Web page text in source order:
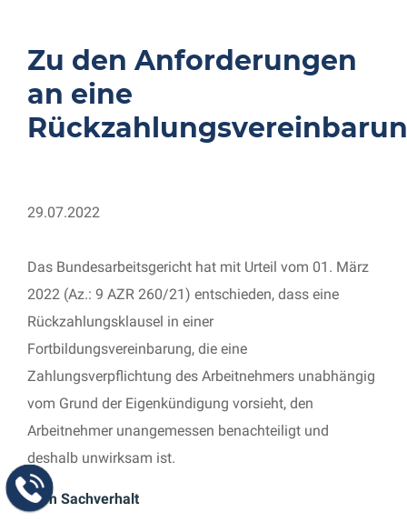
Zu den Anforderungen
an eine
29.07.2022
Das Bundesarbeitsgericht hat mit Urteil vom 01. März
2022 (Az.: 9 AZR 260/21) entschieden, dass eine
Rückzahlungsklausel in einer
Fortbildungsvereinbarung, die eine
Zahlungsverpflichtung des Arbeitnehmers unabhängig
vom Grund der Eigenkündigung vorsieht, den
Arbeitnehmer unangemessen benachteiligt und
deshalb unwirksam ist.
Zum Sachverhalt